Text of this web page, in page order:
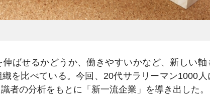
ばせるかどうか、働きやすいかなど、新しい軸
を比べている。今回、20代サラリーマン1000人
者の分析をもとに「新一流企業」を導き出した。